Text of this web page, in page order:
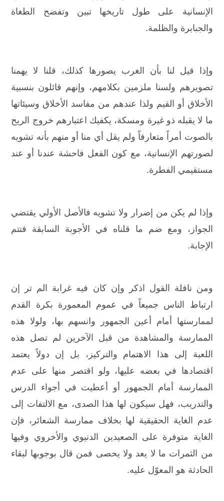
الإنسانية على طول تاريخها تبين وتفضح الطغاة
والجبابرة والظلمة.
وإذا قيل لنا بأن الغرب يصورها كذلك، قلنا لا يهمنا
تصويرهم ولسنا ملزمين بكلامهم، وإنهم قائلون بنسبية
الأخلاق أو القيم ولذا عندهم من مفاسد الأخلاق وسيئاتها
ما لا يقبله ذو غيرة ومسكة، يكفيك اعتبارهم خروج الريح
بالصوت أمراً متعارفاً ولم يقل أي منا أو منهم بأنه تشويه
لصورتهم الإنسانية، مع كون الفعل فاحشة عندنا أو عند
مستقيمي الفطرة.
وإذا لم يكن من إضرار ولا تشويه فالأصل الأولي يقتضي
الجواز، ومع ضم ما قلناه في الأجوبة السابقة فتتم
الإجابة.
ومن نافلة القول اذكر وإن كان فيه غرابة الم تر إن
ارتباط الناس جميعاً في عموم المعمورة بكرة القدم
لممارستها أمام أعين الجمهور وانسهم بها، ولولا هذه
الممارسة والمشاهدة من قبل الآخرين لم تصل هذه
اللعبة إلى هذا الاهتمام والتركيز، بل إن دولاً يعتمد
اقتصادها في بعضه عليها، ولو اقتصر منها على عدم
الممارسة أمام الجمهور أو أعطيت في أجواء الدرس
والتدريب، فهل سيكون لها هذا الصدى، مع الالتفات إلى
عدم الغاية الحقيقية لها بخلاف ممارسة الشعائر، فإن
الغاية متوفرة على الصعيدين الدنيوي والأخروي وفيها
من الثمرات ما لا يعد ولا يحصى فمن قال بوجوبها لبقاء
الحادثة هو المعوّل عليه.